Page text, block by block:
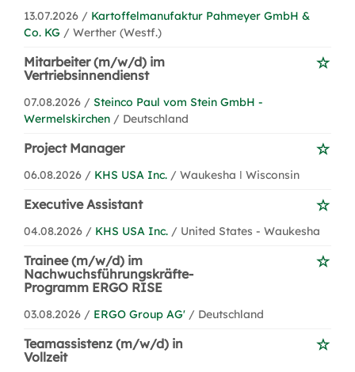
13.07.2026 / Kartoffelmanufaktur Pahmeyer GmbH &
Co. KG / Werther (Westf.)
Mitarbeiter (m/w/d) im
Vertriebsinnendienst
07.08.2026 / Steinco Paul vom Stein GmbH -
Wermelskirchen / Deutschland
Project Manager
06.08.2026 / KHS USA Inc. / Waukesha ǀ Wisconsin
Executive Assistant
04.08.2026 / KHS USA Inc. / United States - Waukesha
Trainee (m/w/d) im
Nachwuchsführungskräfte-
Programm ERGO RISE
03.08.2026 / ERGO Group AG' / Deutschland
Teamassistenz (m/w/d) in
Vollzeit